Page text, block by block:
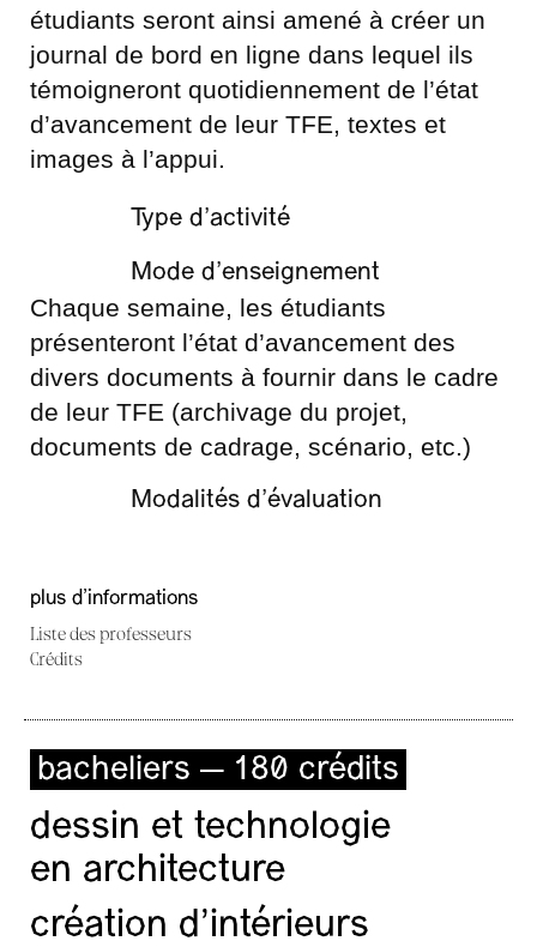
étudiants seront ainsi amené à créer un
journal de bord en ligne dans lequel ils
témoigneront quotidiennement de l’état
d’avancement de leur TFE, textes et
images à l’appui.
Type d’activité
Mode d’enseignement
Chaque semaine, les étudiants
présenteront l’état d’avancement des
divers documents à fournir dans le cadre
de leur TFE (archivage du projet,
documents de cadrage, scénario, etc.)
Modalités d’évaluation
plus d'informations
Liste des professeurs
Crédits
bacheliers — 180 crédits
dessin et technologie
en architecture
création d'intérieurs